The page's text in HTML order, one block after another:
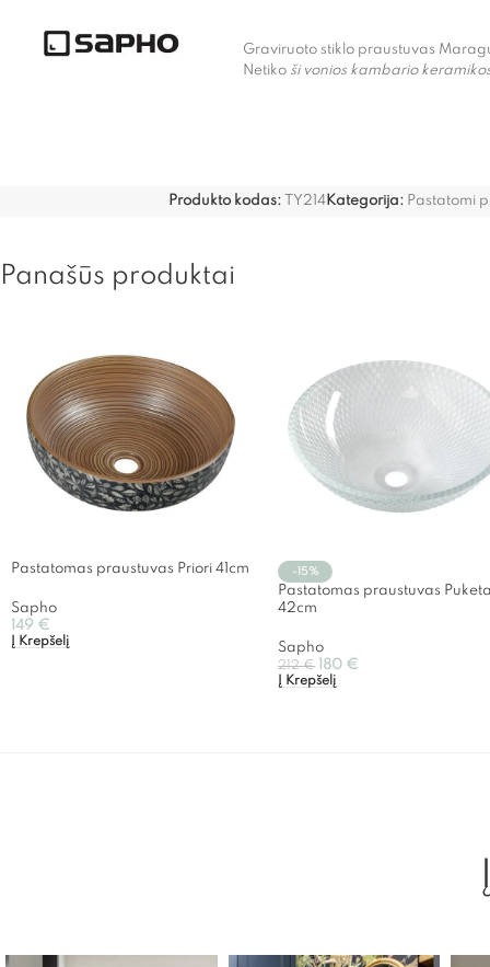
Graviruoto stiklo praustuvas
Netiko ši vonios kambario
Produkto kodas: TY214Kategorija: Pastatomi
Panašūs produktai
Pastatomas praustuvas Priori 41cm
Sapho
149 €
Į Krepšelį
-15%
Pastatomas praustuvas
42cm
Sapho
212€ 180 €
Į Krepšelį